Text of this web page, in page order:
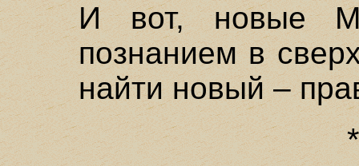
И вот, новые
познанием в
найти новый –